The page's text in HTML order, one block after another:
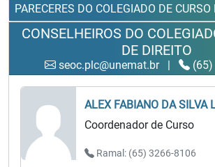
PARECERES DO COLEGIADO DE CURSO
CONSELHEIROS DO
DE DIREITO
seoc.plc@unemat.br | (65)
ALEX FABIANO DA SILVA
Coordenador de Curso
Ramal: (65) 3266-8106